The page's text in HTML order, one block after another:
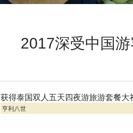
2017深受中国
获得泰国双人五天四夜游旅游套餐大
亨利八世